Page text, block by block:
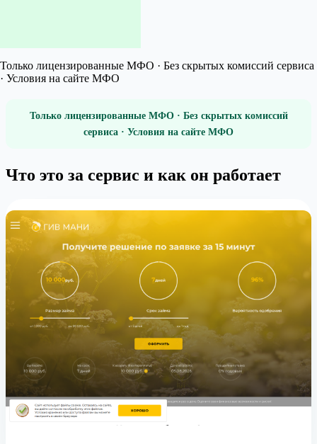
Только лицензированные МФО · Без скрытых комиссий сервиса
· Условия на сайте МФО
Только лицензированные МФО · Без скрытых комиссий
сервиса · Условия на сайте МФО
Что это за сервис и как он работает